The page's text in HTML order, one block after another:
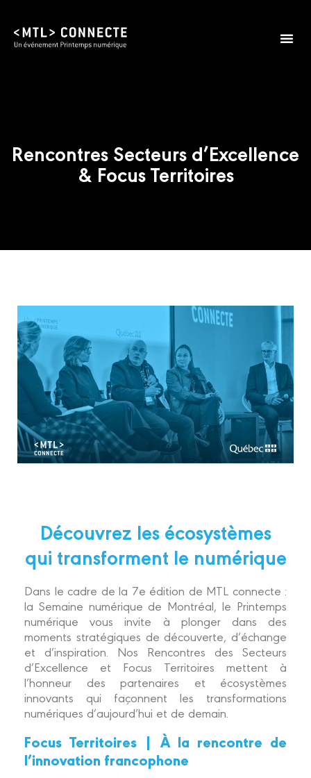
Rencontres Secteurs d’Excellence
& Focus Territoires
Découvrez les écosystèmes
qui transforment le numérique
Dans le cadre de la 7e édition de MTL connecte :
la Semaine numérique de Montréal, le Printemps
numérique vous invite à plonger dans des
moments stratégiques de découverte, d’échange
et d’inspiration. Nos Rencontres des Secteurs
d’Excellence et Focus Territoires mettent à
l’honneur des partenaires et écosystèmes
innovants qui façonnent les transformations
numériques d’aujourd’hui et de demain.
Focus Territoires | À la rencontre de
l’innovation francophone